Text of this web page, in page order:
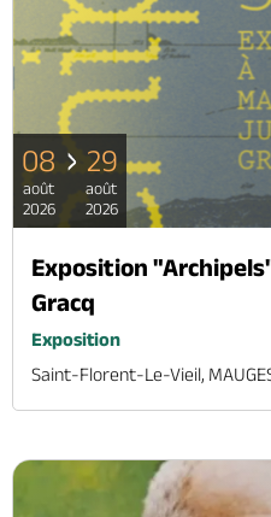
08
août
2026
29
août
2026
Exposition
Gracq
Exposition
Saint-Florent-Le-Vieil,